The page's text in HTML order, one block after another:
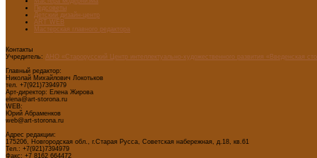
Педсоветы
Детский дизайн-центр
ART WEB
Мастерская главного редактора
Контакты
Учредитель: АНО «Старорусский Центр интеллектуально-художественного развития «Введенская
Главный редактор:
Николай Михайлович Локотьков
тел. +7(921)7394979
Арт-директор: Елена Жирова
elena@art-storona.ru
WEB:
Юрий Абраменков
web@art-storona.ru
Адрес редакции:
175206, Новгородская обл., г.Старая Русса, Советская набережная, д.18, кв.61
Тел.: +7(921)7394979
Факс: +7 8162 664472